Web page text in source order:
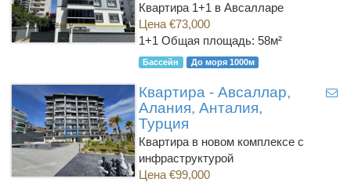
Квартира 1+1 в Авсалларе
Цена €73,000
1+1 Общая площадь: 58м²
Бассейн До моря 1000м
Квартира - Авсаллар,
Алания, Анталия,
Турция
Квартира в новом комплексе с
инфраструктурой
Цена €99,000